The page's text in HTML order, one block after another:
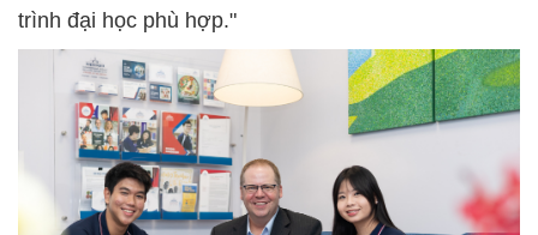
trình đại học phù hợp."